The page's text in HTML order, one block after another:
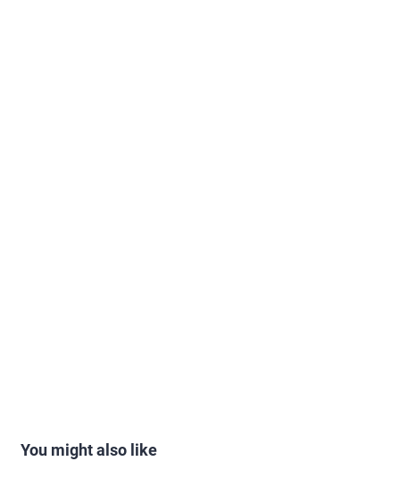
You might also like